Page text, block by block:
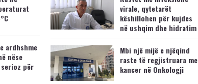
ardhshme
nëse
për
virale, qytetarët
këshillohen për kujdes
në ushqim dhe hidratim
Mbi një mijë e njëqind
raste të regjistruara me
kancer në Onkologji